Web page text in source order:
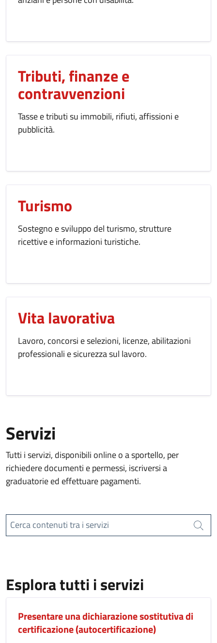
Tributi, finanze e
contravvenzioni
Tasse e tributi su immobili, rifiuti, affissioni e
pubblicità.
Turismo
Sostegno e sviluppo del turismo, strutture
ricettive e informazioni turistiche.
Vita lavorativa
Lavoro, concorsi e selezioni, licenze, abilitazioni
professionali e sicurezza sul lavoro.
Servizi
Tutti i servizi, disponibili online o a sportello, per
richiedere documenti e permessi, iscriversi a
graduatorie ed effettuare pagamenti.
Cerca contenuti tra i servizi
Cerca
Esplora tutti i servizi
Presentare una dichiarazione sostitutiva di
certificazione (autocertificazione)